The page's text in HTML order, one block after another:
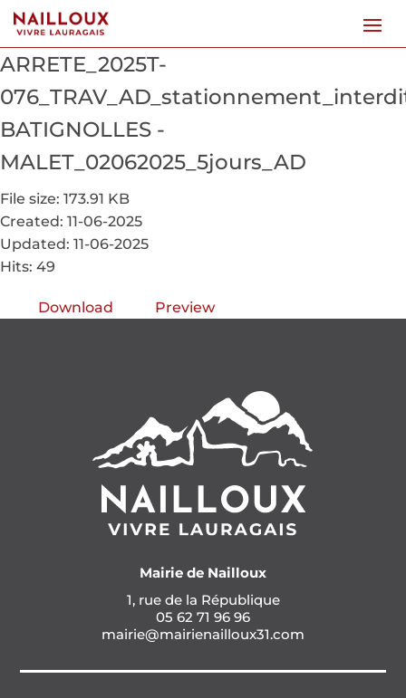
ARRETE_2025T-
BATIGNOLLES -
MALET_02062025_5jours_AD
File size: 173.91 KB
Created: 11-06-2025
Updated: 11-06-2025
Hits: 49
Download Preview
Mairie de Nailloux
1, rue de la République
05 62 71 96 96
mairie@mairienailloux31.com